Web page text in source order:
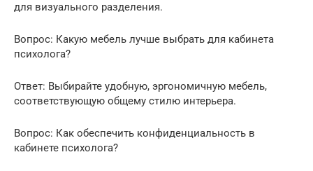
для визуального разделения.
Вопрос: Какую мебель лучше выбрать для кабинета
психолога?
Ответ: Выбирайте удобную, эргономичную мебель,
соответствующую общему стилю интерьера.
Вопрос: Как обеспечить конфиденциальность в
кабинете психолога?